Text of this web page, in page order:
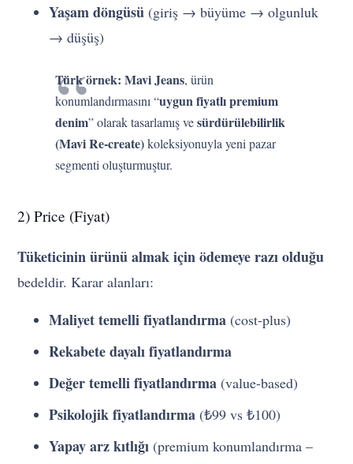
Yaşam döngüsü (giriş → büyüme → olgunluk
→ düşüş)
Türk örnek: Mavi Jeans, ürün
konumlandırmasını “uygun fiyatlı premium
denim” olarak tasarlamış vesürdürülebilirlik
(Mavi Re-create)koleksiyonuyla yeni pazar
segmenti oluşturmuştur.
2) Price (Fiyat)
Tüketicinin ürünü almak için ödemeye razı olduğu
bedeldir. Karar alanları:
Maliyet temelli fiyatlandırma (cost-plus)
Rekabete dayalı fiyatlandırma
Değer temelli fiyatlandırma (value-based)
Psikolojik fiyatlandırma (₺99 vs ₺100)
Yapay arz kıtlığı (premium konumlandırma –